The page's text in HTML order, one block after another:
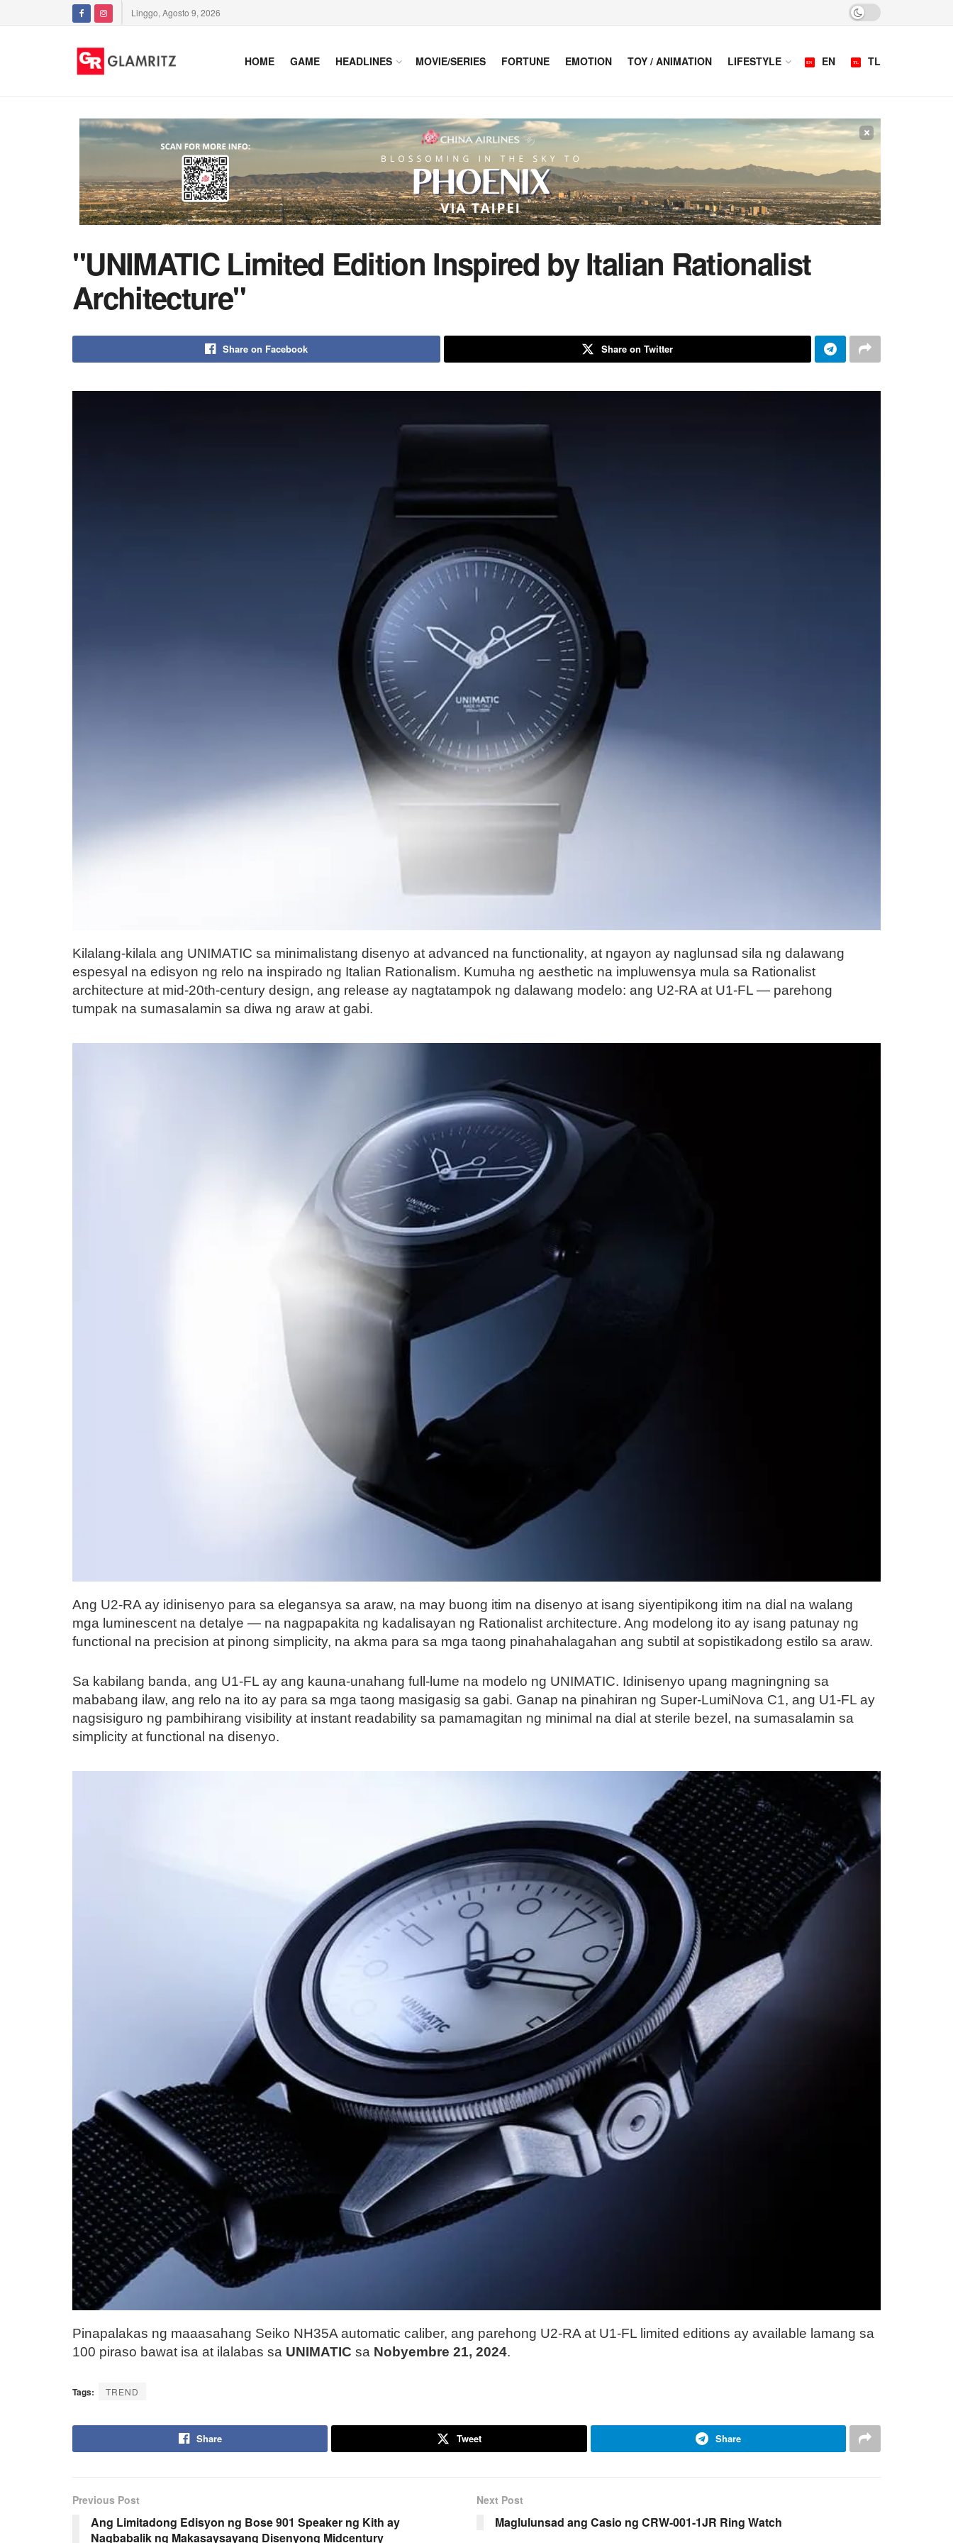
Linggo, Agosto 9, 2026
HOME GAME HEADLINES MOVIE/SERIES FORTUNE EMOTION TOY / ANIMATION LIFESTYLE EN TL
×
"UNIMATIC Limited Edition Inspired by Italian Rationalist
Architecture"
Share on Facebook Share on Twitter
Kilalang-kilala ang UNIMATIC sa minimalistang disenyo at advanced na functionality, at ngayon ay naglunsad sila ng dalawang
espesyal na edisyon ng relo na inspirado ng Italian Rationalism. Kumuha ng aesthetic na impluwensya mula sa Rationalist
architecture at mid-20th-century design, ang release ay nagtatampok ng dalawang modelo: ang U2-RA at U1-FL — parehong
tumpak na sumasalamin sa diwa ng araw at gabi.
Ang U2-RA ay idinisenyo para sa elegansya sa araw, na may buong itim na disenyo at isang siyentipikong itim na dial na walang
mga luminescent na detalye — na nagpapakita ng kadalisayan ng Rationalist architecture. Ang modelong ito ay isang patunay ng
functional na precision at pinong simplicity, na akma para sa mga taong pinahahalagahan ang subtil at sopistikadong estilo sa araw.
Sa kabilang banda, ang U1-FL ay ang kauna-unahang full-lume na modelo ng UNIMATIC. Idinisenyo upang magningning sa
mababang ilaw, ang relo na ito ay para sa mga taong masigasig sa gabi. Ganap na pinahiran ng Super-LumiNova C1, ang U1-FL ay
nagsisiguro ng pambihirang visibility at instant readability sa pamamagitan ng minimal na dial at sterile bezel, na sumasalamin sa
simplicity at functional na disenyo.
Pinapalakas ng maaasahang Seiko NH35A automatic caliber, ang parehong U2-RA at U1-FL limited editions ay available lamang sa
100 piraso bawat isa at ilalabas sa UNIMATIC sa Nobyembre 21, 2024.
Tags: TREND
Share Tweet Share
Previous Post
Ang Limitadong Edisyon ng Bose 901 Speaker ng Kith ay
Nagbabalik ng Makasaysayang Disenyong Midcentury
Next Post
Maglulunsad ang Casio ng CRW-001-1JR Ring Watch